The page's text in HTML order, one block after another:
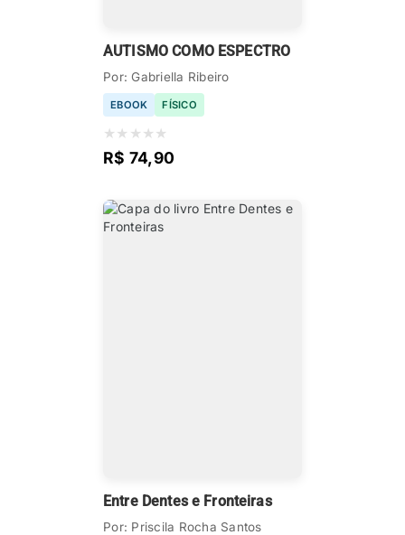
AUTISMO COMO ESPECTRO
Por: Gabriella Ribeiro
EBOOK FÍSICO
★ ★ ★ ★ ★
R$ 74,90
Entre Dentes e Fronteiras
Por: Priscila Rocha Santos